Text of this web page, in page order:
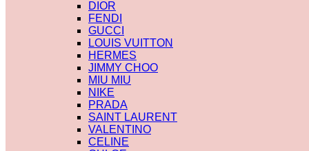
DIOR
FENDI
GUCCI
LOUIS VUITTON
HERMES
JIMMY CHOO
MIU MIU
NIKE
PRADA
SAINT LAURENT
VALENTINO
CELINE